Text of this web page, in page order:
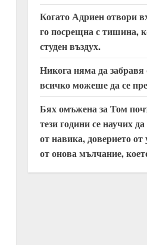
Когато Адриен отвори
го посрещна с тишина,
студен въздух.
Никога няма да
всичко можеше да се
Бях омъжена за Том
тези години се научих
от навика, доверието
от онова мълчание,